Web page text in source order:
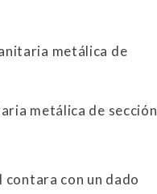
metálica de
metálica de sección
contara con un dado